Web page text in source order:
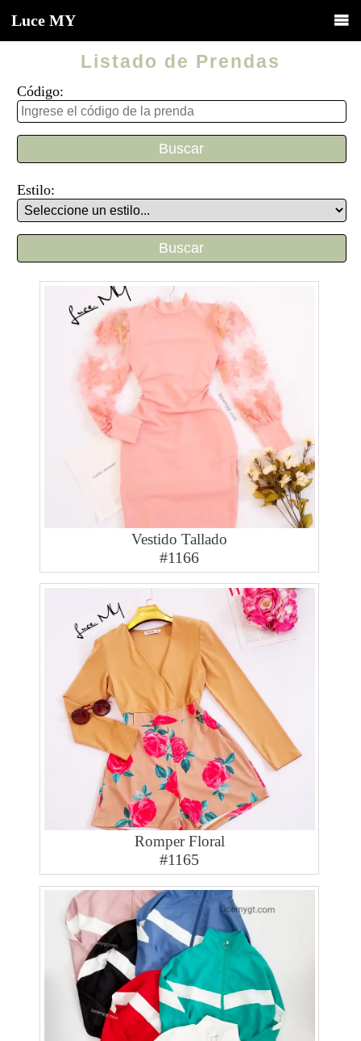
Luce MY
Listado de Prendas
Código:
Estilo:
Vestido Tallado
#1166
Romper Floral
#1165